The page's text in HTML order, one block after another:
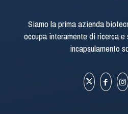
Siamo la prima azienda
occupa interamente di ricerca
incapsulamento